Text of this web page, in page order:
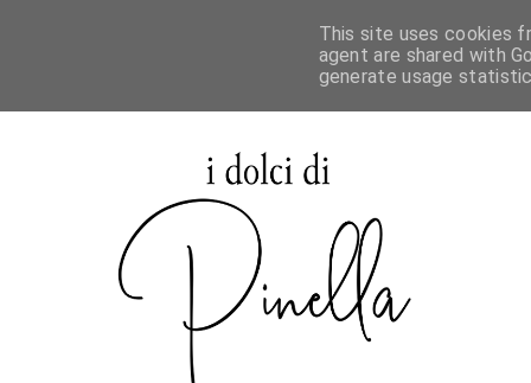
This site uses cookies
agent are shared with
generate usage